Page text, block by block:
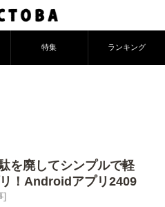
特集 ランキング
を廃してシンプルで軽
！Androidアプリ2409
]